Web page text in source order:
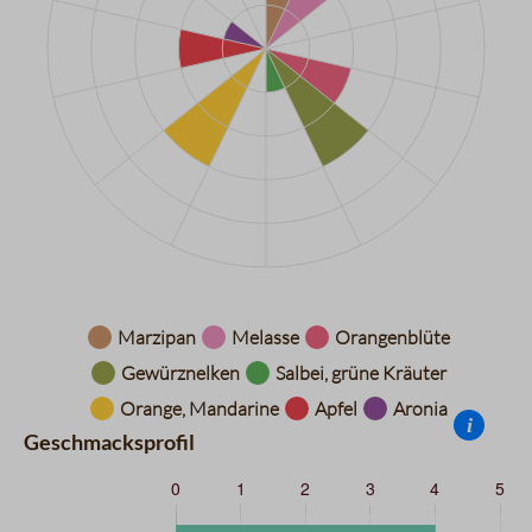
Datentabelle für das Diagramm: Aromarad
Marzipan Melasse
Orangenblüte
Gewürznelken
Salbei, grüne Kräuter
Orange, Mandarine
Apfel Aronia
Geschmacksprofil
i